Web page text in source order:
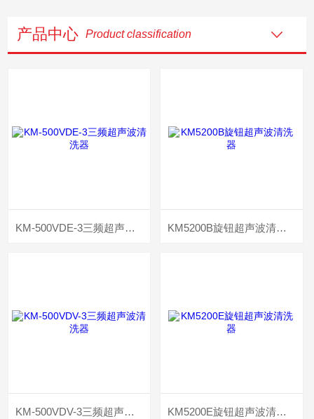
产品中心 Product classification
KM-500VDE-3三频超声波清洗器 KM5200B旋钮超声波清洗器
KM-500VDV-3三频超声波清洗器 KM5200E旋钮超声波清洗器